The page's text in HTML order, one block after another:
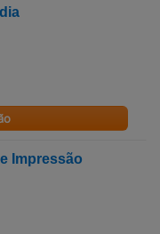
Impressão